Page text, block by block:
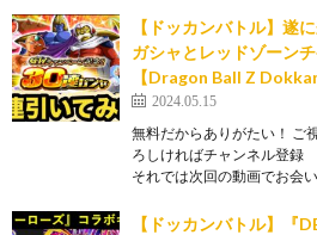
【ドッカンバトル】遂
ガシャとレッドゾーン
【Dragon Ball Z
2024.05.15
無料だからありがたい！ ご
ろしければチャンネル登録
それでは次回の動画でお会
【ドッカンバトル】『